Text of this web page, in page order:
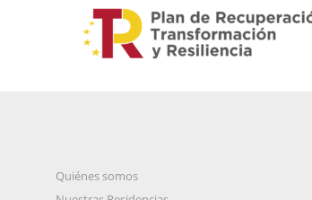
Quiénes somos